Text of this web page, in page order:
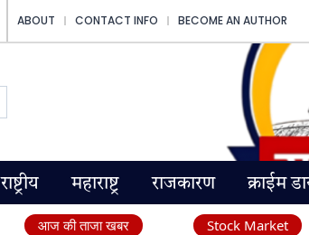
ABOUT CONTACT INFO BECOME AN AUTHOR
राष्ट्रीय महाराष्ट्र राजकारण क्राईम
आज की ताजा खबर Stock Market